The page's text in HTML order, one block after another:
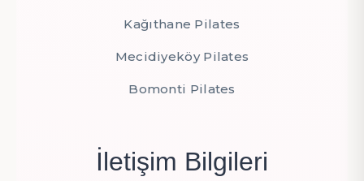
Kağıthane Pilates
Mecidiyeköy Pilates
Bomonti Pilates
İletişim Bilgileri